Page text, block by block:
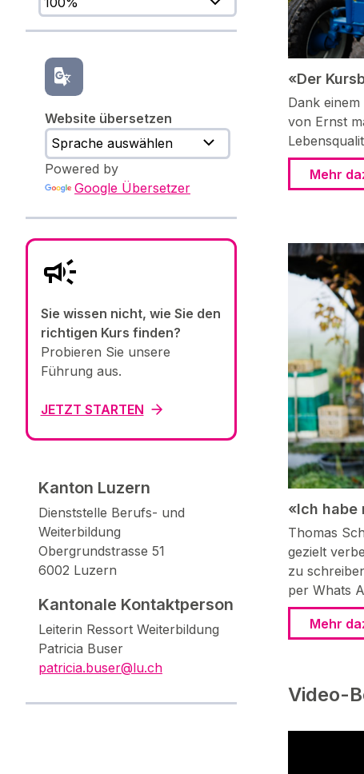
Website übersetzen
Powered by
Google Übersetzer
Sie wissen nicht, wie Sie den
richtigen Kurs finden?
Probieren Sie unsere
Führung aus.
JETZT STARTEN
Kanton Luzern
Dienststelle Berufs- und
Weiterbildung
Obergrundstrasse 51
6002 Luzern
Kantonale Kontaktperson
Leiterin Ressort Weiterbildung
Patricia Buser
patricia.buser@lu.ch
«Der
Dank
von Ernst
Mehr
«Ich habe
Thomas
gezielt
zu
per Whats
Mehr
Video-